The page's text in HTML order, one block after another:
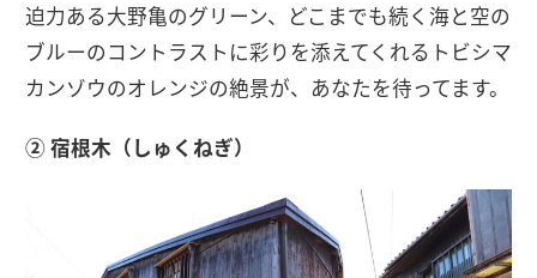
迫力ある大野亀のグリーン、どこまでも続く海と空の
ブルーのコントラストに彩りを添えてくれるトビシマ
カンゾウのオレンジの絶景が、あなたを待ってます。
② 宿根木（しゅくねぎ）